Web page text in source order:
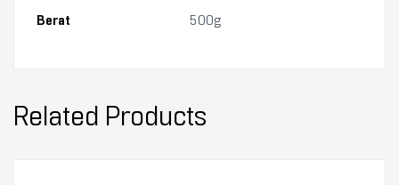
Berat 500g
Related Products